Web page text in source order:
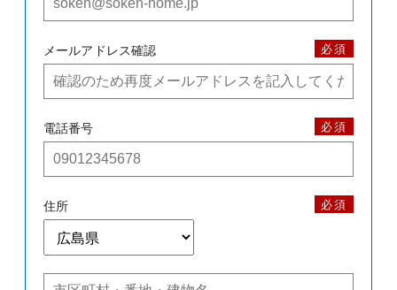
メールアドレス確認 必須
電話番号 必須
住所 必須